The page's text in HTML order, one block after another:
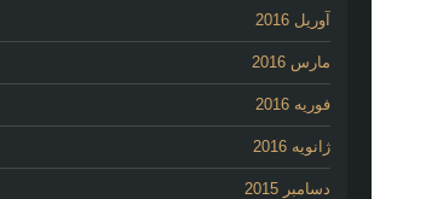
آوریل 2016
مارس 2016
فوریه 2016
ژانویه 2016
دسامبر 2015